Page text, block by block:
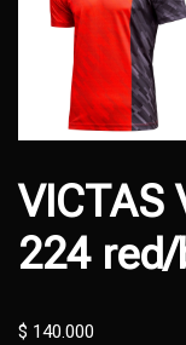
VICTAS
224
$ 140.000